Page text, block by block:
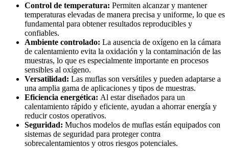
Control de temperatura: Permiten alcanzar y mantener
temperaturas elevadas de manera precisa y uniforme, lo que es
fundamental para obtener resultados reproducibles y
confiables.
Ambiente controlado: La ausencia de oxígeno en la cámara
de calentamiento evita la oxidación y la contaminación de las
muestras, lo que es especialmente importante en procesos
sensibles al oxígeno.
Versatilidad: Las muflas son versátiles y pueden adaptarse a
una amplia gama de aplicaciones y tipos de muestras.
Eficiencia energética: Al estar diseñados para un
calentamiento rápido y eficiente, ayudan a ahorrar energía y
reducir costos operativos.
Seguridad: Muchos modelos de muflas están equipados con
sistemas de seguridad para proteger contra
sobrecalentamientos y otros riesgos potenciales.